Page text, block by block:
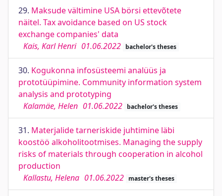
29. Maksude vältimine USA börsi ettevõtete
näitel. Tax avoidance based on US stock
exchange companies' data
Kais, Karl Henri 01.06.2022 bachelor's theses
30. Kogukonna infosüsteemi analüüs ja
prototüüpimine. Community information system
analysis and prototyping
Kalamäe, Helen 01.06.2022 bachelor's theses
31. Materjalide tarneriskide juhtimine läbi
koostöö alkoholitootmises. Managing the supply
risks of materials through cooperation in alcohol
production
Kallastu, Helena 01.06.2022 master's theses